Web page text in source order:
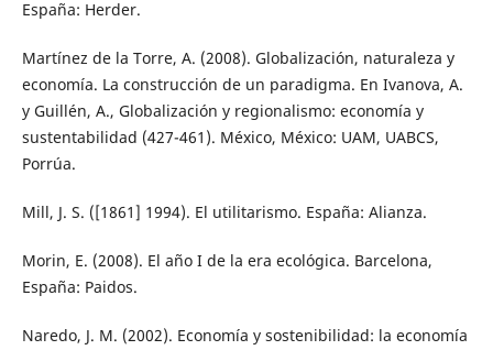
España: Herder.
Martínez de la Torre, A. (2008). Globalización, naturaleza y
economía. La construcción de un paradigma. En Ivanova, A.
y Guillén, A., Globalización y regionalismo: economía y
sustentabilidad (427-461). México, México: UAM, UABCS,
Porrúa.
Mill, J. S. ([1861] 1994). El utilitarismo. España: Alianza.
Morin, E. (2008). El año I de la era ecológica. Barcelona,
España: Paidos.
Naredo, J. M. (2002). Economía y sostenibilidad: la economía